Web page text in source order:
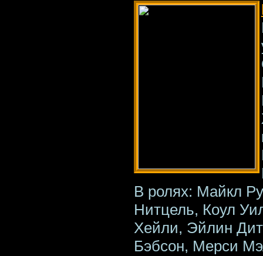
В ролях: Майкл
Нитцель, Коул
Хейли, Эйлин
Бэбсон, Мерси